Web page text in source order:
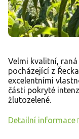
Velmi kvalitní,
pocházející z
excelentními
části pokryté
žlutozelené.
Detailní informace